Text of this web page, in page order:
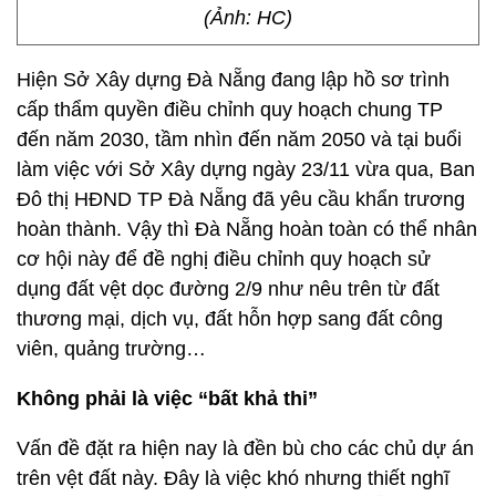
(Ảnh: HC)
Hiện Sở Xây dựng Đà Nẵng đang lập hồ sơ trình
cấp thẩm quyền điều chỉnh quy hoạch chung TP
đến năm 2030, tầm nhìn đến năm 2050 và tại buổi
làm việc với Sở Xây dựng ngày 23/11 vừa qua, Ban
Đô thị HĐND TP Đà Nẵng đã yêu cầu khẩn trương
hoàn thành. Vậy thì Đà Nẵng hoàn toàn có thể nhân
cơ hội này để đề nghị điều chỉnh quy hoạch sử
dụng đất vệt dọc đường 2/9 như nêu trên từ đất
thương mại, dịch vụ, đất hỗn hợp sang đất công
viên, quảng trường…
Không phải là việc “bất khả thi”
Vấn đề đặt ra hiện nay là đền bù cho các chủ dự án
trên vệt đất này. Đây là việc khó nhưng thiết nghĩ